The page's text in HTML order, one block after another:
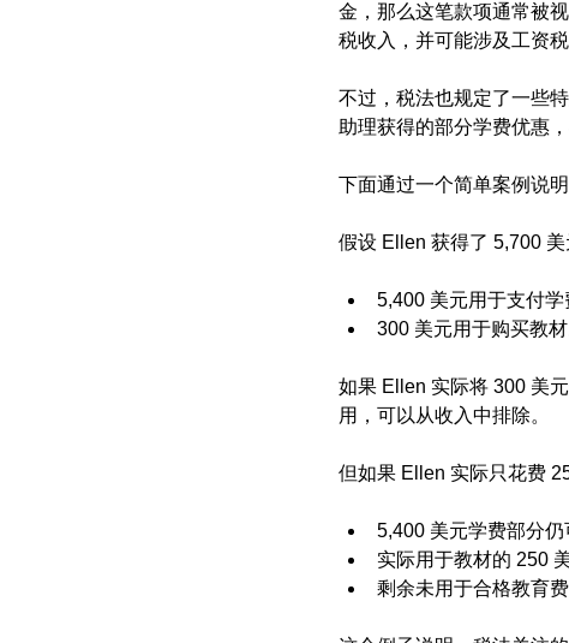
金，那么这笔款项通常被
税收入，并可能涉及工资税
不过，税法也规定了一些
助理获得的部分学费优惠
下面通过一个简单案例说明
假设 Ellen 获得了 5,700 美
5,400 美元用于支付学
300 美元用于购买教材
如果 Ellen 实际将 300 美
用，可以从收入中排除。
但如果 Ellen 实际只花费
5,400 美元学费部分仍
实际用于教材的 250
剩余未用于合格教育